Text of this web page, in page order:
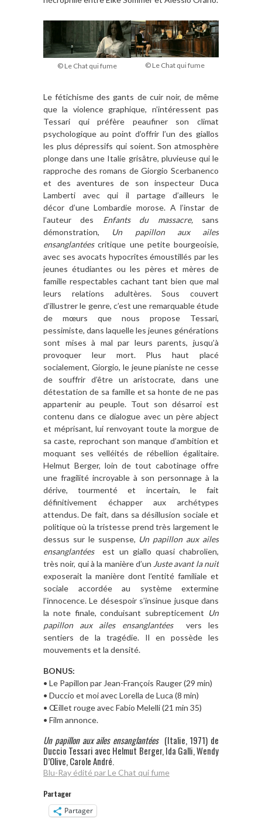
© Le Chat qui fume © Le Chat qui fume
Le fétichisme des gants de cuir noir, de même
que la violence graphique, n’intéressent pas
Tessari qui préfère peaufiner son climat
psychologique au point d’offrir l’un des giallos
les plus dépressifs qui soient. Son atmosphère
plonge dans une Italie grisâtre, pluvieuse qui le
rapproche des romans de Giorgio Scerbanenco
et des aventures de son inspecteur Duca
Lamberti avec qui il partage d’ailleurs le
décor d’une Lombardie morose. A l’instar de
l’auteur des Enfants du massacre,sans
démonstration,
Un papillon aux ailes
ensanglantéescritique une petite bourgeoisie,
avec ses avocats hypocrites émoustillés par les
jeunes étudiantes ou les pères et mères de
famille respectables cachant tant bien que mal
leurs relations adultères. Sous couvert
d’illustrer le genre, c’est une remarquable étude
de mœurs que nous propose Tessari,
pessimiste, dans laquelle les jeunes générations
sont mises à mal par leurs parents, jusqu’à
provoquer leur mort. Plus haut placé
socialement, Giorgio, le jeune pianiste ne cesse
de souffrir d’être un aristocrate, dans une
détestation de sa famille et sa honte de ne pas
appartenir au peuple. Tout son désarroi est
contenu dans ce dialogue avec un père abject
et méprisant, lui renvoyant toute la morgue de
sa caste, reprochant son manque d’ambition et
moquant ses velléités de rébellion égalitaire.
Helmut Berger, loin de tout cabotinage offre
une fragilité incroyable à son personnage à la
dérive, tourmenté et incertain, le fait
définitivement échapper aux archétypes
attendus. De fait, dans sa désillusion sociale et
politique où la tristesse prend très largement le
dessus sur le suspense, Un papillon aux ailes
ensanglantéesest un giallo quasi chabrolien,
très noir, qui à la manière d’un Juste avant la nuit
exposerait la manière dont l’entité familiale et
sociale accordée au système extermine
l’innocence. Le désespoir s’insinue jusque dans
la note finale, conduisant subrepticement Un
papillon aux ailes ensanglantées
vers les
sentiers de la tragédie. Il en possède les
mouvements et la densité.
BONUS:
• Le Papillon par Jean-François Rauger (29 min)
• Duccio et moi avec Lorella de Luca (8 min)
• Œillet rouge avec Fabio Melelli (21 min 35)
• Film annonce.
Un papillon aux ailes ensanglantées (Italie, 1971) de
Duccio Tessari avec Helmut Berger, Ida Galli, Wendy
D’Olive, Carole André.
Blu-Ray édité par Le Chat qui fume
Partager
Partager